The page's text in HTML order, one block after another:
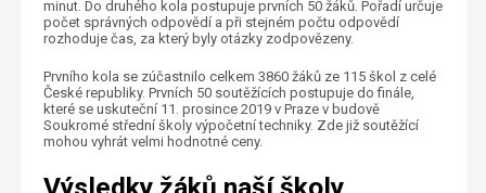
minut. Do druhého kola postupuje prvních 50 žáků. Pořadí určuje
počet správných odpovědí a při stejném počtu odpovědí
rozhoduje čas, za který byly otázky zodpovězeny.
Prvního kola se zúčastnilo celkem 3860 žáků ze 115 škol z celé
České republiky. Prvních 50 soutěžících postupuje do finále,
které se uskuteční 11. prosince 2019 v Praze v budově
Soukromé střední školy výpočetní techniky. Zde již soutěžící
mohou vyhrát velmi hodnotné ceny.